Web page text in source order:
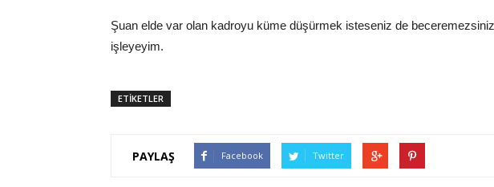
Şuan elde var olan kadroyu küme düşürmek isteseniz de
işleyeyim.
ETİKETLER
PAYLAŞ Facebook Twitter